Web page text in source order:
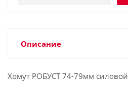
Описание
Хомут РОБУСТ 74-79мм силовой